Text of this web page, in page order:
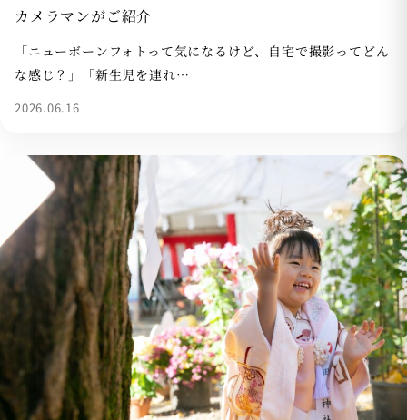
カメラマンがご紹介
「ニューボーンフォトって気になるけど、自宅で撮影ってどん
な感じ？」「新生児を連れ…
2026.06.16